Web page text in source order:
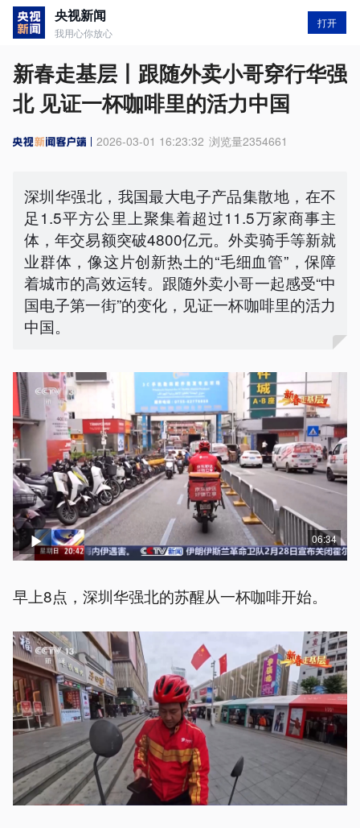
央视新闻
我用心你放心
打开
新春走基层丨跟随外卖小哥穿行华强
北 见证一杯咖啡里的活力中国
2026-03-01 16:23:32 浏览量2354661
深圳华强北，我国最大电子产品集散地，在不
足1.5平方公里上聚集着超过11.5万家商事主
体，年交易额突破4800亿元。外卖骑手等新就
业群体，像这片创新热土的“毛细血管”，保障
着城市的高效运转。跟随外卖小哥一起感受“中
国电子第一街”的变化，见证一杯咖啡里的活力
中国。
06:34
早上8点，深圳华强北的苏醒从一杯咖啡开始。